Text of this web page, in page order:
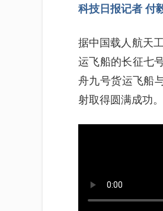
科技日报记者 付
据中国载人航天
运飞船的长征七
舟九号货运飞船
射取得圆满成功。